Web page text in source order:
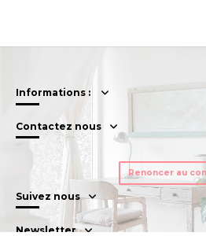
Informations :
Contactez nous
Renoncer au
Suivez nous
Newsletter